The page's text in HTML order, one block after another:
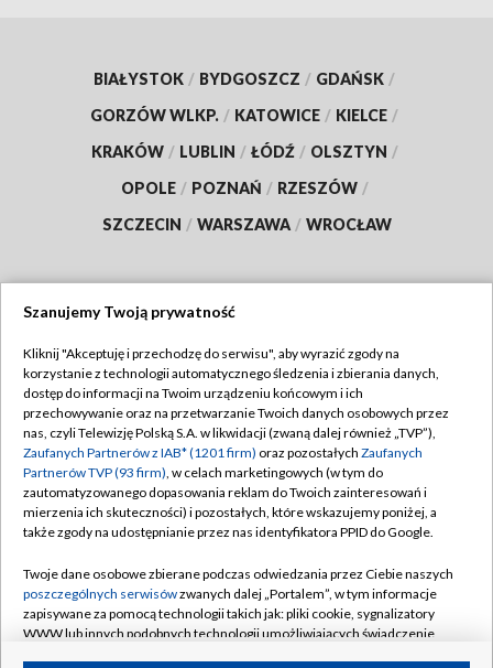
BIAŁYSTOK / BYDGOSZCZ / GDAŃSK /
GORZÓW WLKP. / KATOWICE / KIELCE /
KRAKÓW / LUBLIN / ŁÓDŹ / OLSZTYN /
OPOLE / POZNAŃ / RZESZÓW /
SZCZECIN / WARSZAWA / WROCŁAW
TVP
Abonament TVP
Emisja w TVP
Centrum informacji TVP
Naziemna Telewizja Cyfrowa
Rada Programowa
System NOS
Informacje o nadawcy
Regulamin TVP
Polityka prywatności
Moje zgody
Pomoc
Kontakt
Szanujemy Twoją prywatność
Kliknij "Akceptuję i przechodzę do serwisu", aby wyrazić zgody na
korzystanie z technologii automatycznego śledzenia i zbierania danych,
dostęp do informacji na Twoim urządzeniu końcowym i ich
przechowywanie oraz na przetwarzanie Twoich danych osobowych przez
nas, czyli Telewizję Polską S.A. w likwidacji (zwaną dalej również „TVP”),
Zaufanych Partnerów z IAB* (1201 firm) oraz pozostałych Zaufanych
Partnerów TVP (93 firm), w celach marketingowych (w tym do
zautomatyzowanego dopasowania reklam do Twoich zainteresowań i
mierzenia ich skuteczności) i pozostałych, które wskazujemy poniżej, a
także zgody na udostępnianie przez nas identyfikatora PPID do Google.
Twoje dane osobowe zbierane podczas odwiedzania przez Ciebie naszych
poszczególnych serwisówzwanych dalej „Portalem”, w tym informacje
zapisywane za pomocą technologii takich jak: pliki cookie, sygnalizatory
WWW lub innych podobnych technologii umożliwiających świadczenie